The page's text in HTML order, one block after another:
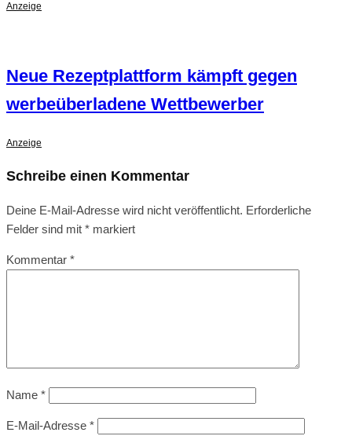
Anzeige
Neue Rezeptplattform kämpft gegen
werbeüberladene Wettbewerber
Anzeige
Schreibe einen Kommentar
Deine E-Mail-Adresse wird nicht veröffentlicht. Erforderliche
Felder sind mit * markiert
Kommentar *
Name *
E-Mail-Adresse *